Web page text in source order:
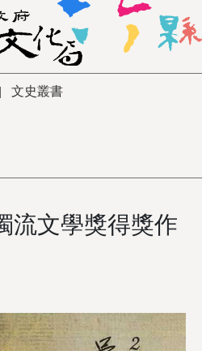
| 文史叢書
流文學獎得獎作